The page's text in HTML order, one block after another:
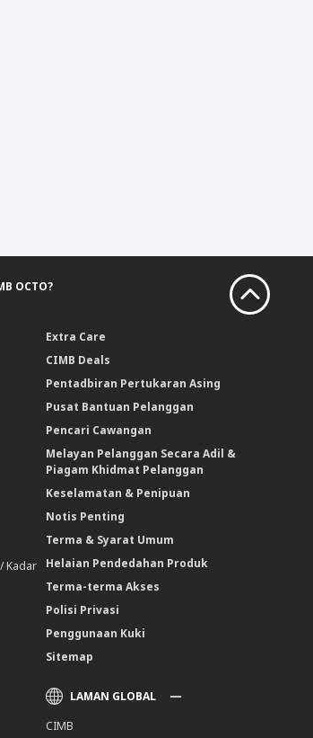
OCTO?
Kadar
Extra Care
CIMB Deals
Pentadbiran Pertukaran Asing
Pusat Bantuan Pelanggan
Pencari Cawangan
Melayan Pelanggan Secara Adil &
Piagam Khidmat Pelanggan
Keselamatan & Penipuan
Notis Penting
Terma & Syarat Umum
Helaian Pendedahan Produk
Terma-terma Akses
Polisi Privasi
Penggunaan Kuki
Sitemap
LAMAN GLOBAL
CIMB